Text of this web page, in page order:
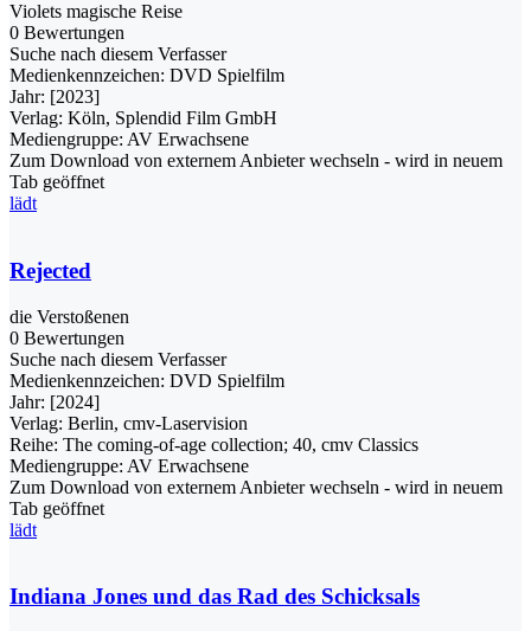
Violets magische Reise
0 Bewertungen
Suche nach diesem Verfasser
Medienkennzeichen: DVD Spielfilm
Jahr: [2023]
Verlag: Köln, Splendid Film GmbH
Mediengruppe: AV Erwachsene
Zum Download von externem Anbieter wechseln - wird in neuem
Tab geöffnet
lädt
Rejected
die Verstoßenen
0 Bewertungen
Suche nach diesem Verfasser
Medienkennzeichen: DVD Spielfilm
Jahr: [2024]
Verlag: Berlin, cmv-Laservision
Reihe: The coming-of-age collection; 40, cmv Classics
Mediengruppe: AV Erwachsene
Zum Download von externem Anbieter wechseln - wird in neuem
Tab geöffnet
lädt
Indiana Jones und das Rad des Schicksals